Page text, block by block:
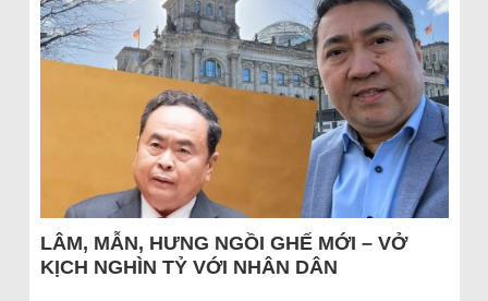
LÂM, MẪN, HƯNG NGỒI GHẾ MỚI – VỞ
KỊCH NGHÌN TỶ VỚI NHÂN DÂN